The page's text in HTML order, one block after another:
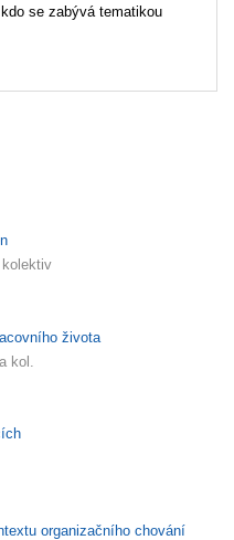
se zabývá tematikou
života
kol.
organizačního chování